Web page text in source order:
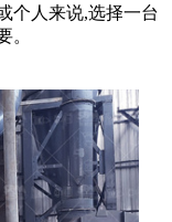
个人来说,选择一台
。